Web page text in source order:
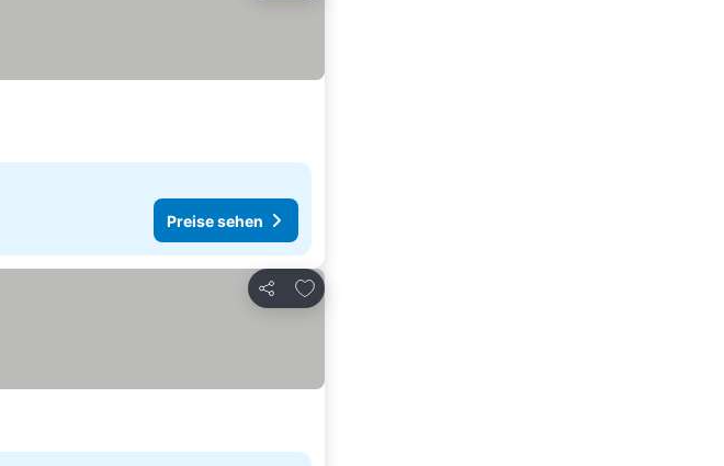
Preise sehen
Teilen
Zu Favoriten hinzufügen